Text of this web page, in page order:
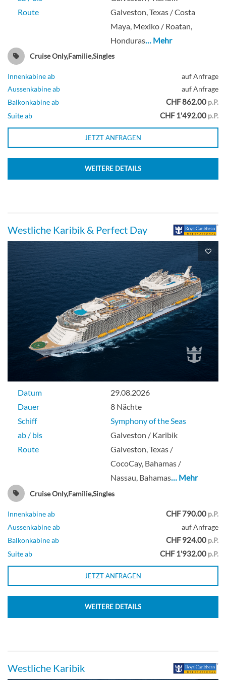
Meerblick-Kabine mit Balkon-[2D]
Deck 7
Balkonkabine
Balkonkabine mit Blick auf den Central
Park-[2J]
Deck 11
Balkonkabine
Deck 3
Innenkabine mit Blick auf den Central
Park-[2S]
Innenkabine
Innenkabine
Route
Galveston, Texas / Costa
Maya, Mexiko / Roatan,
Honduras… Mehr
Cruise Only,Familie,Singles
Innenkabine ab
auf Anfrage
Aussenkabine ab
auf Anfrage
Balkonkabine ab
CHF 862.00 p.P.
Suite ab
CHF 1'492.00 p.P.
JETZT ANFRAGEN
WEITERE DETAILS
Westliche Karibik & Perfect Day
Datum
29.08.2026
Dauer
8 Nächte
Schiff
Symphony of the Seas
ab / bis
Galveston / Karibik
Route
Galveston, Texas /
CocoCay, Bahamas /
Nassau, Bahamas… Mehr
Cruise Only,Familie,Singles
Innenkabine ab CHF 790.00 p.P.
Aussenkabine ab
auf Anfrage
Balkonkabine ab
CHF 924.00 p.P.
Suite ab
CHF 1'932.00 p.P.
JETZT ANFRAGEN
WEITERE DETAILS
Westliche Karibik